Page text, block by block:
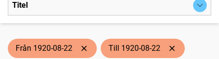
Titel
Från 1920-08-22 Till 1920-08-22